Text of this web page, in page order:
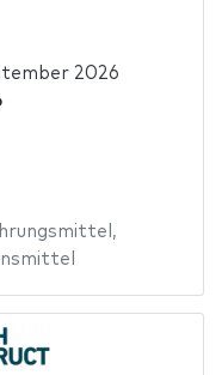
2026
,